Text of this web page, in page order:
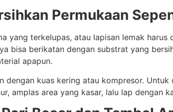
Permukaan
yang terkelupas, atau lapisan lemak
bisa berikatan dengan substrat yang
apapun.
dengan kuas kering atau kompresor.
amplas area yang kasar, lalu lap dengan